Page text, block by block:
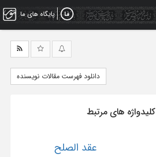
پایگاه های ما
دانلود فهرست مقالات نویسنده
کلیدواژه های مرتبط
عقد الصلح